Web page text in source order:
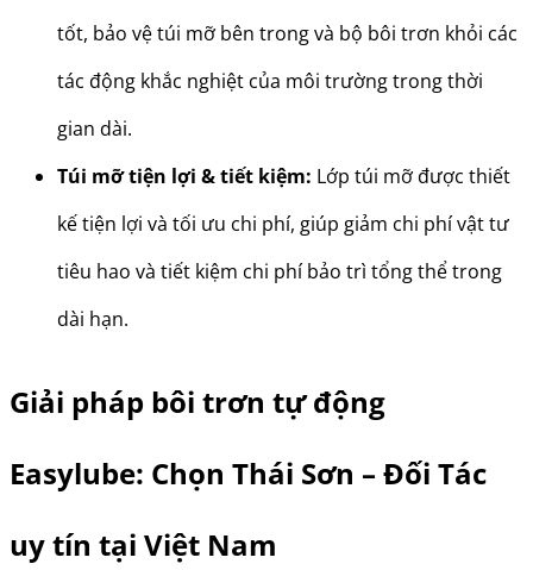
tốt, bảo vệ túi mỡ bên trong và bộ bôi trơn khỏi các
tác động khắc nghiệt của môi trường trong thời
gian dài.
Túi mỡ tiện lợi & tiết kiệm: Lớp túi mỡ được thiết
kế tiện lợi và tối ưu chi phí, giúp giảm chi phí vật tư
tiêu hao và tiết kiệm chi phí bảo trì tổng thể trong
dài hạn.
Giải pháp bôi trơn tự động
Easylube: Chọn Thái Sơn – Đối Tác
uy tín tại Việt Nam